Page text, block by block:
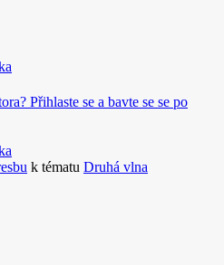
Přihlaste se a bavte se se po
k tématu Druhá vlna